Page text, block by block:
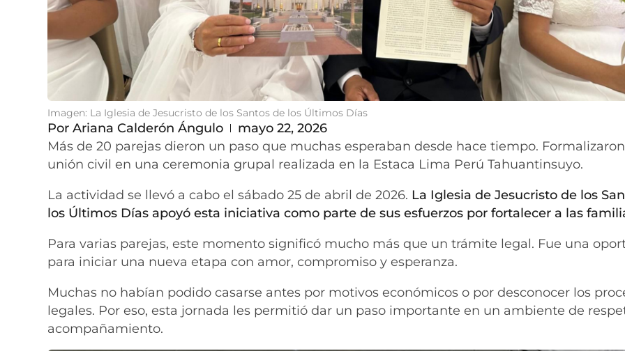
Imagen: La Iglesia de Jesucristo de los Santos de los Últimos Días
Por Ariana Calderón Ángulo
mayo 22, 2026
Más de 20 parejas dieron un paso que muchas esperaban desde hace tiempo.
unión civil en una ceremonia grupal realizada en la Estaca Lima Perú Tahuantinsuyo.
La actividad se llevó a cabo el sábado 25 de abril de 2026. La Iglesia de Jesucristo de los
los Últimos Días apoyó esta iniciativa como parte de sus esfuerzos por fortalecer a las
Para varias parejas, este momento significó mucho más que un trámite legal. Fue una
para iniciar una nueva etapa con amor, compromiso y esperanza.
Muchas no habían podido casarse antes por motivos económicos o por desconocer los
legales. Por eso, esta jornada les permitió dar un paso importante en un ambiente de
acompañamiento.